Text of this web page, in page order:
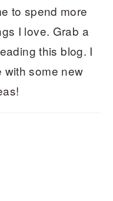
to spend more
I love. Grab a
this blog. I
with some new